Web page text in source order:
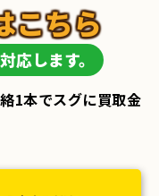
)/ そのほか
とうございまし
でも相談くださ
応します。
こちら
1本でスグに買取金